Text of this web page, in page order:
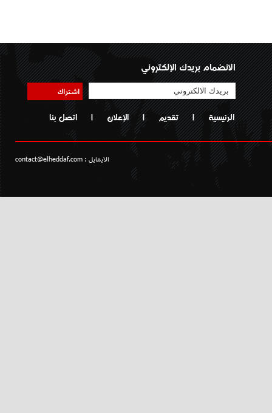
الانضمام بريدك الإلكتروني
اشتراك
الرئيسية | تقديم | الإعلان | اتصل بنا
الايمايل : contact@elheddaf.com